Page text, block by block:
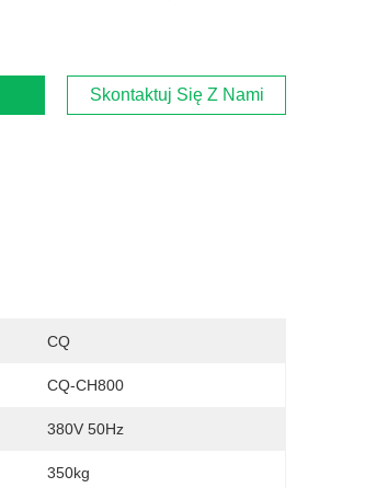
Skontaktuj Się Z Nami
CQ
CQ-CH800
380V 50Hz
350kg